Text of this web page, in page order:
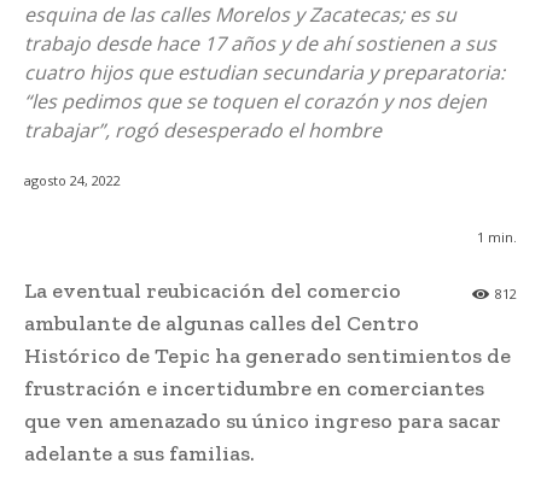
esquina de las calles Morelos y Zacatecas; es su
trabajo desde hace 17 años y de ahí sostienen a sus
cuatro hijos que estudian secundaria y preparatoria:
“les pedimos que se toquen el corazón y nos dejen
trabajar”, rogó desesperado el hombre
agosto 24, 2022
1 min.
812
La eventual reubicación del comercio
ambulante de algunas calles del Centro
Histórico de Tepic ha generado sentimientos de
frustración e incertidumbre en comerciantes
que ven amenazado su único ingreso para sacar
adelante a sus familias.